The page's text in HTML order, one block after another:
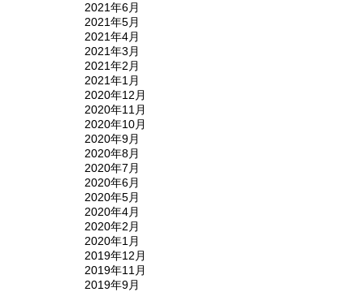
2021年6月
2021年5月
2021年4月
2021年3月
2021年2月
2021年1月
2020年12月
2020年11月
2020年10月
2020年9月
2020年8月
2020年7月
2020年6月
2020年5月
2020年4月
2020年2月
2020年1月
2019年12月
2019年11月
2019年9月